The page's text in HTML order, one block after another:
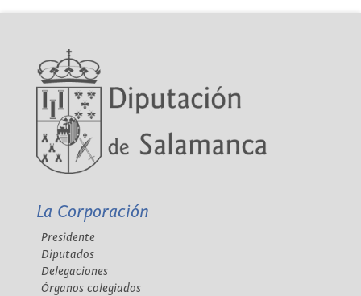
La Corporación
Presidente
Diputados
Delegaciones
Órganos colegiados